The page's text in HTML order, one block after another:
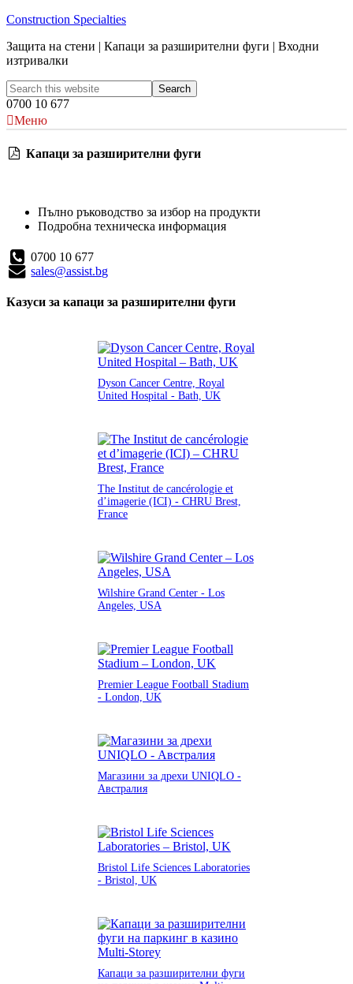
Construction Specialties
Защита на стени | Капаци за разширителни фуги | Входни
изтривалки
0700 10 677
Меню
Капаци за разширителни фуги
Пълно ръководство за избор на продукти
Подробна техническа информация
0700 10 677
sales@assist.bg
Казуси за капаци за разширителни фуги
Dyson Cancer Centre, Royal
United Hospital - Bath, UK
The Institut de cancérologie et
d’imagerie (ICI) - CHRU Brest,
France
Wilshire Grand Center - Los
Angeles, USA
Premier League Football Stadium
- London, UK
Магазини за дрехи UNIQLO -
Австралия
Bristol Life Sciences Laboratories
- Bristol, UK
Капаци за разширителни фуги